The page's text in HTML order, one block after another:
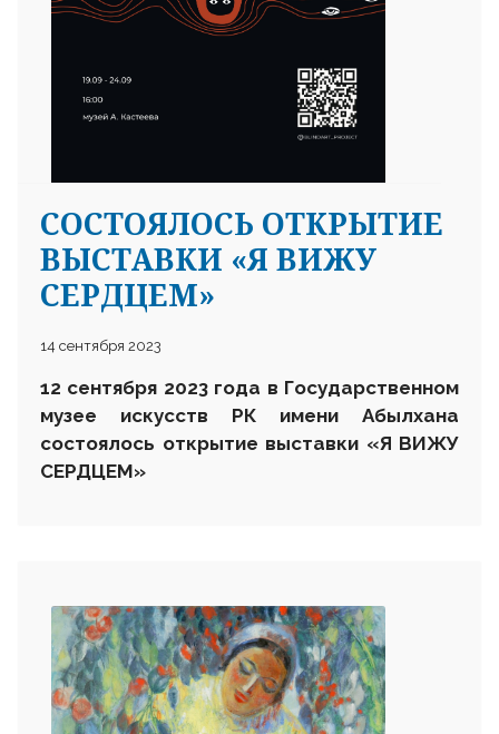
СОСТОЯЛОСЬ ОТКРЫТИЕ
ВЫСТАВКИ «Я ВИЖУ
СЕРДЦЕМ»
14 сентября 2023
12 сентября 2023 года в Государственном
музее искусств РК имени Абылхана
состоялось открытие выставки «Я ВИЖУ
СЕРДЦЕМ»